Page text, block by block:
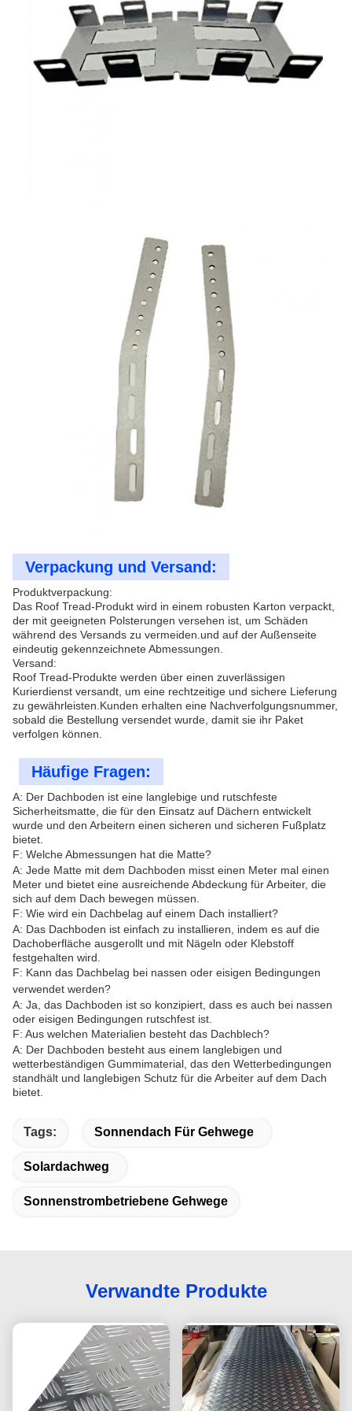
Verpackung und Versand:
Produktverpackung:
Das Roof Tread-Produkt wird in einem robusten Karton verpackt,
der mit geeigneten Polsterungen versehen ist, um Schäden
während des Versands zu vermeiden.und auf der Außenseite
eindeutig gekennzeichnete Abmessungen.
Versand:
Roof Tread-Produkte werden über einen zuverlässigen
Kurierdienst versandt, um eine rechtzeitige und sichere Lieferung
zu gewährleisten.Kunden erhalten eine Nachverfolgungsnummer,
sobald die Bestellung versendet wurde, damit sie ihr Paket
verfolgen können.
Häufige Fragen:
A: Der Dachboden ist eine langlebige und rutschfeste
Sicherheitsmatte, die für den Einsatz auf Dächern entwickelt
wurde und den Arbeitern einen sicheren und sicheren Fußplatz
bietet.
F: Welche Abmessungen hat die Matte?
A: Jede Matte mit dem Dachboden misst einen Meter mal einen
Meter und bietet eine ausreichende Abdeckung für Arbeiter, die
sich auf dem Dach bewegen müssen.
F: Wie wird ein Dachbelag auf einem Dach installiert?
A: Das Dachboden ist einfach zu installieren, indem es auf die
Dachoberfläche ausgerollt und mit Nägeln oder Klebstoff
festgehalten wird.
F: Kann das Dachbelag bei nassen oder eisigen Bedingungen
verwendet werden?
A: Ja, das Dachboden ist so konzipiert, dass es auch bei nassen
oder eisigen Bedingungen rutschfest ist.
F: Aus welchen Materialien besteht das Dachblech?
A: Der Dachboden besteht aus einem langlebigen und
wetterbeständigen Gummimaterial, das den Wetterbedingungen
standhält und langlebigen Schutz für die Arbeiter auf dem Dach
bietet.
Tags: Sonnendach Für Gehwege
Solardachweg
Sonnenstrombetriebene Gehwege
Verwandte Produkte